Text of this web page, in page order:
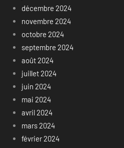
décembre 2024
novembre 2024
octobre 2024
septembre 2024
août 2024
juillet 2024
juin 2024
mai 2024
avril 2024
mars 2024
février 2024